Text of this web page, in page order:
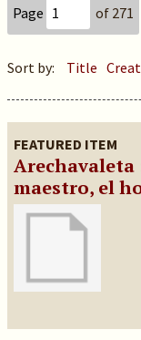
Page of 271
Sort by: Title
FEATURED ITEM
Arechavaleta
maestro, el